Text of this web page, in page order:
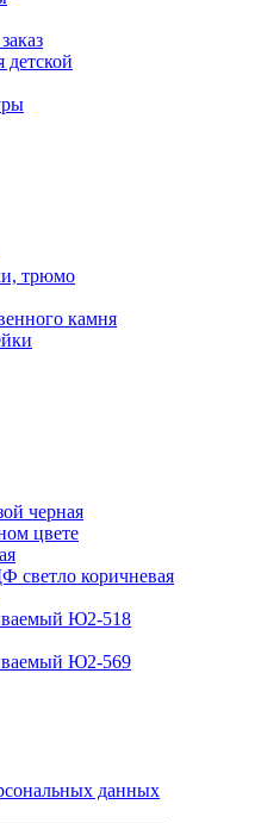
детской
трюмо
камня
черная
цвете
светло коричневая
Ю2-518
Ю2-569
данных